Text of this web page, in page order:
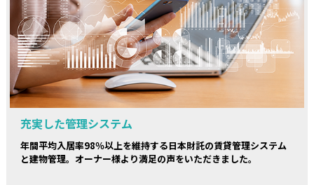
充実した管理システム
年間平均入居率98％以上を維持する日本財託の賃貸管理システム
と建物管理。オーナー様より満足の声をいただきました。